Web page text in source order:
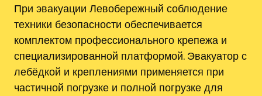
При эвакуации Левобережный соблюдение
техники безопасности обеспечивается
комплектом профессионального крепежа и
специализированной платформой. Эвакуатор с
лебёдкой и креплениями применяется при
частичной погрузке и полной погрузке для